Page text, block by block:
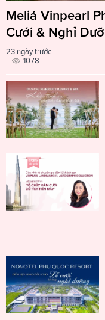
Meliá Vinpearl
Cưới & Nghỉ
23 ngày trước
1078